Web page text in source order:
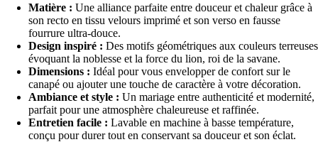
Matière : Une alliance parfaite entre douceur et chaleur grâce à
son recto en tissu velours imprimé et son verso en fausse
fourrure ultra-douce.
Design inspiré : Des motifs géométriques aux couleurs terreuses
évoquant la noblesse et la force du lion, roi de la savane.
Dimensions : Idéal pour vous envelopper de confort sur le
canapé ou ajouter une touche de caractère à votre décoration.
Ambiance et style : Un mariage entre authenticité et modernité,
parfait pour une atmosphère chaleureuse et raffinée.
Entretien facile : Lavable en machine à basse température,
conçu pour durer tout en conservant sa douceur et son éclat.